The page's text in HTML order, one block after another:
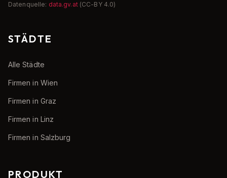
Datenquelle: data.gv.at (CC-BY 4.0)
STÄDTE
Alle Städte
Firmen in Wien
Firmen in Graz
Firmen in Linz
Firmen in Salzburg
PRODUKT